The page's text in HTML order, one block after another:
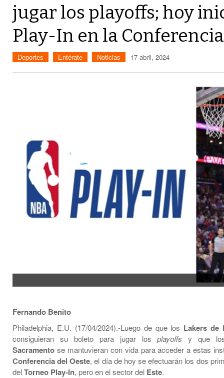
jugar los playoffs; hoy
Play-In en la
Deportes Entérate Noticias 17 abril, 2024
Fernando Benito
Philadelphia, E.U. (17/04/2024).-Luego de que los Lakers de
consiguieran su boleto para jugar losplayoffs y que
Sacramento se mantuvieran con vida para acceder a estas
Conferencia del Oeste, el día de hoy se efectuarán los dos
delTorneo Play-In, pero en el sector del Este.